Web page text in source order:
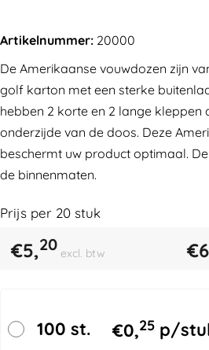
Artikelnummer: 20000
De Amerikaanse vouwdozen zijn
golf karton met een sterke
hebben 2 korte en 2 lange kleppen
onderzijde van de doos. Deze
beschermt uw product optimaal.
de binnenmaten.
Prijs per 20 stuk
€5,20 excl. btw €
100 st. €0,25 p/